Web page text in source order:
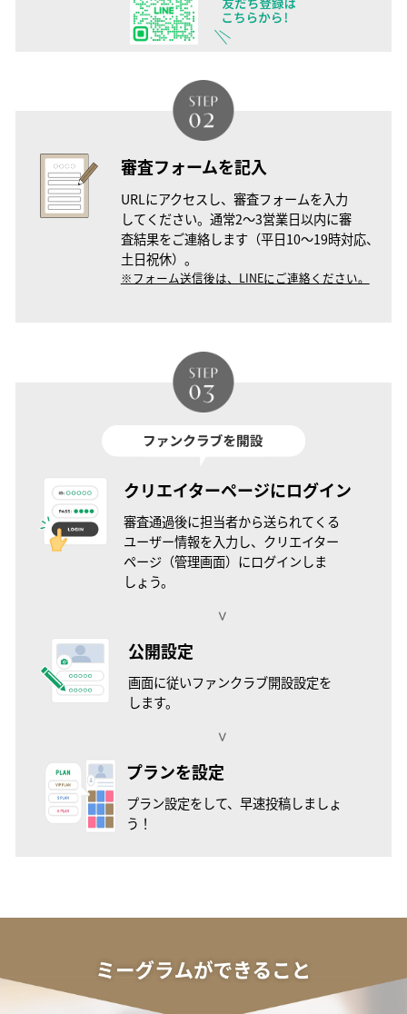
審査フォームを記入
URLにアクセスし、審査フォームを入力
してください。通常2〜3営業日以内に審
査結果をご連絡します（平日10〜19時対応、
土日祝休）。
※フォーム送信後は、LINEにご連絡ください。
クリエイターページにログイン
審査通過後に担当者から送られてくる
ユーザー情報を入力し、クリエイター
ページ（管理画面）にログインしま
しょう。
>
公開設定
画面に従いファンクラブ開設設定を
します。
>
プランを設定
プラン設定をして、早速投稿しましょ
う！